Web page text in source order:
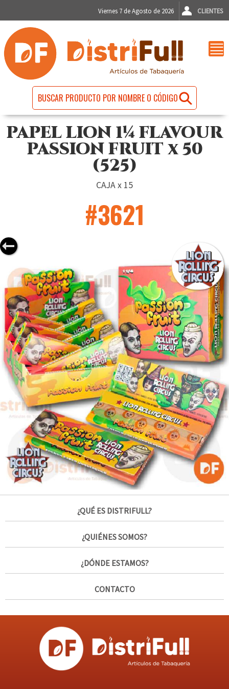
Viernes 7 de Agosto de 2026 CLIENTES
PAPEL LION 1¼ FLAVOUR
PASSION FRUIT x 50
(525)
CAJA x 15
#3621
¿QUÉ ES DISTRIFULL?
¿QUIÉNES SOMOS?
¿DÓNDE ESTAMOS?
CONTACTO